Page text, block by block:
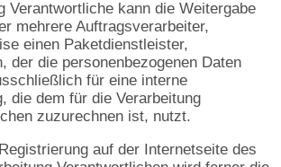
Verantwortliche kann die Weitergabe
mehrere Auftragsverarbeiter,
einen Paketdienstleister,
der die personenbezogenen Daten
für eine interne
die dem für die Verarbeitung
zuzurechnen ist, nutzt.
auf der Internetseite des